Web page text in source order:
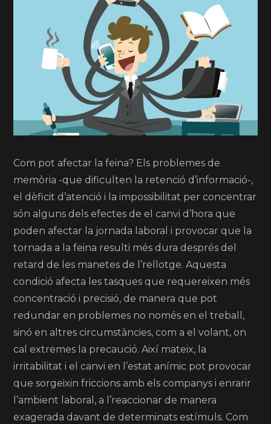
Com pot afectar la feina? Els problemes de
memòria -que dificulten la retenció d’informació-,
el dèficit d’atenció i la impossibilitat per concentrar
són alguns dels efectes de el canvi d’hora que
poden afectar la jornada laboral i provocar que la
tornada a la feina resulti més dura després del
retard de les manetes de l’rellotge. Aquesta
condició afecta les tasques que requereixen més
concentració i precisió, de manera que pot
redundar en problemes no només en el treball,
sinó en altres circumstàncies, com a el volant, on
cal extremes la precaució. Així mateix, la
irritabilitat i el canvi en l’estat anímic pot provocar
que sorgeixin friccions amb els companys i enrarir
l’ambient laboral, a l’reaccionar de manera
exagerada davant de determinats estímuls. Com